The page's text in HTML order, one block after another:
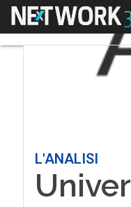
Menu
L'ANALISI